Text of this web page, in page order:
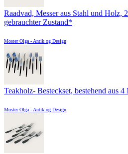
Raadvad, Messer aus Stahl und Holz,
gebrauchter Zustand*
Moster Olga - Antik og Design
Teakholz- Besteckset, bestehend aus
Moster Olga - Antik og Design